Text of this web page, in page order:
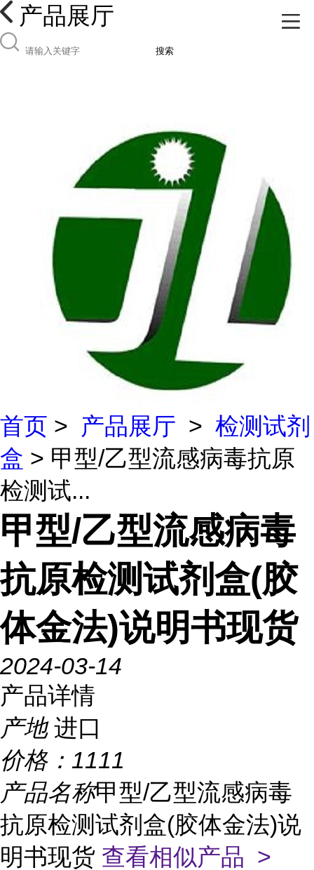
产品展厅
搜索
首页 > 产品展厅 > 检测试剂
盒 > 甲型/乙型流感病毒抗原
检测试...
甲型/乙型流感病毒
抗原检测试剂盒(胶
体金法)说明书现货
2024-03-14
产品详情
产地 进口
价格： 1111
产品名称甲型/乙型流感病毒
抗原检测试剂盒(胶体金法)说
明书现货 查看相似产品 >